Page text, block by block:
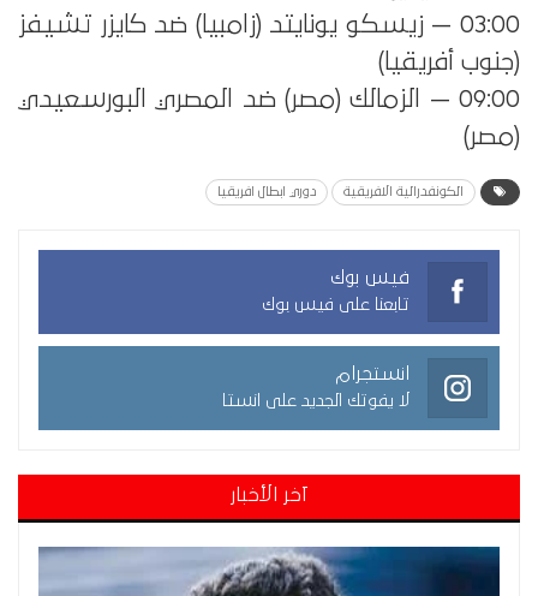
03:00 — زيسكو يونايتد (زامبيا) ضد كايزر تشيفز
(جنوب أفريقيا)
09:00 — الزمالك (مصر) ضد المصري البورسعيدي
(مصر)
الكونفدرالية الافريقية دوري ابطال افريقيا
فيس بوك
تابعنا على فيس بوك
انستجرام
لا يفوتك الجديد على انستا
آخر الأخبار